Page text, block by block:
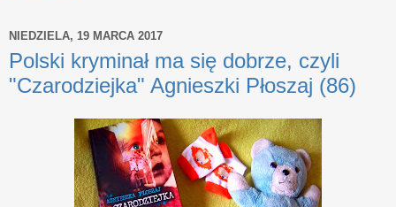
NIEDZIELA, 19 MARCA 2017
Polski kryminał ma się dobrze, czyli
"Czarodziejka" Agnieszki Płoszaj (86)